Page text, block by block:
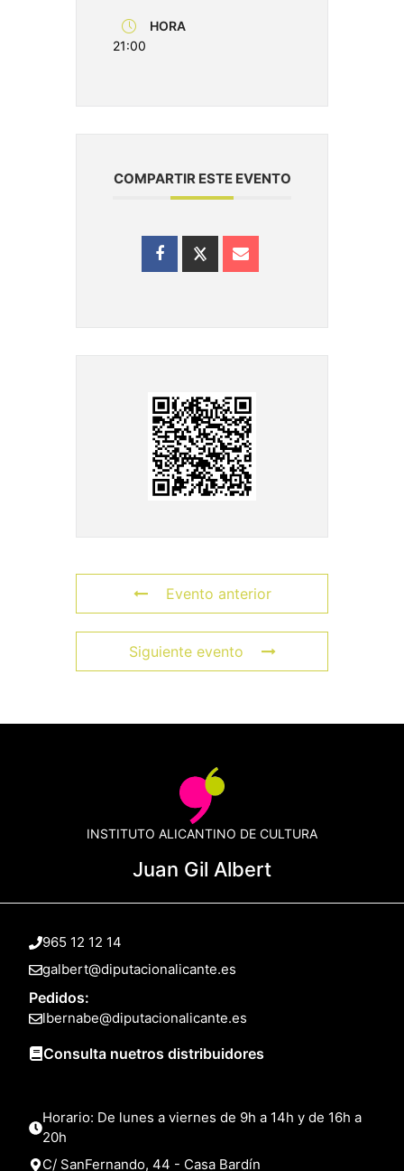
HORA
21:00
COMPARTIR ESTE EVENTO
Evento anterior
Siguiente evento
INSTITUTO ALICANTINO DE CULTURA
Juan Gil Albert
965 12 12 14
galbert@diputacionalicante.es
Pedidos:
lbernabe@diputacionalicante.es
Consulta nuetros distribuidores
Horario: De lunes a viernes de 9h a 14h y de 16h a
20h
C/ SanFernando, 44 - Casa Bardín